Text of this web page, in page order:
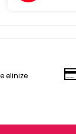
elinize